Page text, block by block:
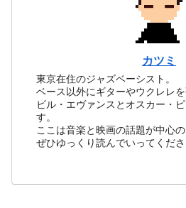
カツミ
東京在住のジャズベーシスト。
ベース以外にギターやウクレレを
ビル・エヴァンスとオスカー・
す。
ここは音楽と映画の話題が中心の
ぜひゆっくり読んでいってくださ